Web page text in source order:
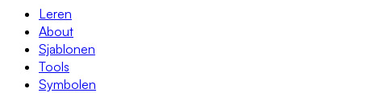
Leren
About
Sjablonen
Tools
Symbolen